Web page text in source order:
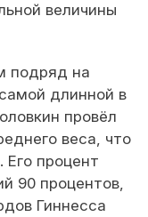
величины
подряд на
длинной в
провёл
веса, что
процент
90 процентов,
Гиннесса